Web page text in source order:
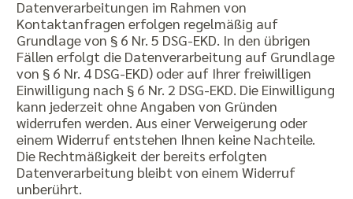
Datenverarbeitungen im Rahmen von
Kontaktanfragen erfolgen regelmäßig auf
Grundlage von § 6 Nr. 5 DSG-EKD. In den übrigen
Fällen erfolgt die Datenverarbeitung auf Grundlage
von § 6 Nr. 4 DSG-EKD) oder auf Ihrer freiwilligen
Einwilligung nach § 6 Nr. 2 DSG-EKD. Die Einwilligung
kann jederzeit ohne Angaben von Gründen
widerrufen werden. Aus einer Verweigerung oder
einem Widerruf entstehen Ihnen keine Nachteile.
Die Rechtmäßigkeit der bereits erfolgten
Datenverarbeitung bleibt von einem Widerruf
unberührt.